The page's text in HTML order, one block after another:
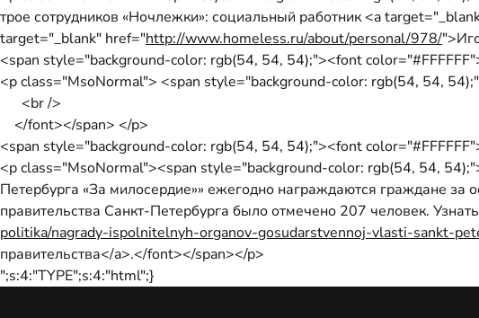
трое сотрудников «Ночлежки»: социальный работник <a
target="_blank" href="http://www.homeless.ru/about/personal/978/
<span style="background-color: rgb(54, 54, 54);"><font
<p class="MsoNormal"> <span style="background-color: rgb(54, 54,
<br />
</font></span> </p>
<span style="background-color: rgb(54, 54, 54);"><font
<p class="MsoNormal"><span style="background-color: rgb(54, 54,
Петербурга «За милосердие»» ежегодно награждаются граждане за
правительства Санкт-Петербурга было отмечено 207 человек.
politika/nagrady-ispolnitelnyh-organov-gosudarstvennoj-vlasti-sankt-
правительства</a>.</font></span></p>
";s:4:"TYPE";s:4:"html";}